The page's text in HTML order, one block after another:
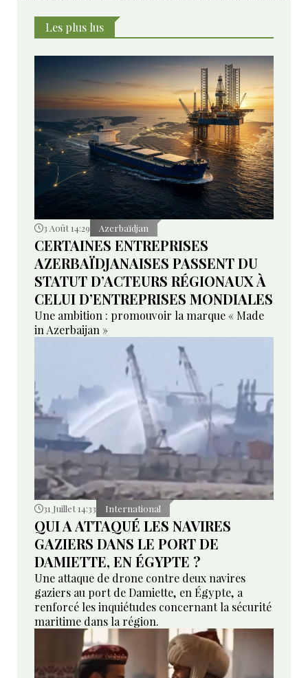
Les plus lus
3 Août 14:29 Azerbaïdjan
CERTAINES ENTREPRISES
AZERBAÏDJANAISES PASSENT DU
STATUT D’ACTEURS RÉGIONAUX À
CELUI D’ENTREPRISES MONDIALES
Une ambition : promouvoir la marque « Made
in Azerbaijan »
31 Juillet 14:33 International
QUI A ATTAQUÉ LES NAVIRES
GAZIERS DANS LE PORT DE
DAMIETTE, EN ÉGYPTE ?
Une attaque de drone contre deux navires
gaziers au port de Damiette, en Égypte, a
renforcé les inquiétudes concernant la sécurité
maritime dans la région.